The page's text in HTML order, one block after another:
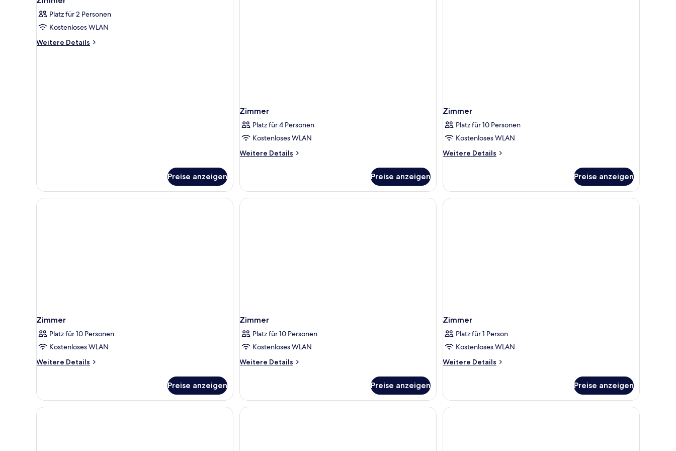
Fotos
für
Zimmer
anzeigen
Platz für 2 Personen
Kostenloses WLAN
Weitere Details
Weitere
Preise anzeigen
Zimmer
Platz für 4 Personen
Kostenloses WLAN
Weitere Details
Weitere
Preise anzeigen
Zimmer
Platz für 10 Personen
Kostenloses WLAN
Weitere Details
Weitere
Preise anzeigen
Zimmer
Platz für 10 Personen
Kostenloses WLAN
Weitere Details
Weitere
Preise anzeigen
Zimmer
Platz für 10 Personen
Kostenloses WLAN
Weitere Details
Weitere
Preise anzeigen
Zimmer
Platz für 1 Person
Kostenloses WLAN
Weitere Details
Weitere
Preise anzeigen